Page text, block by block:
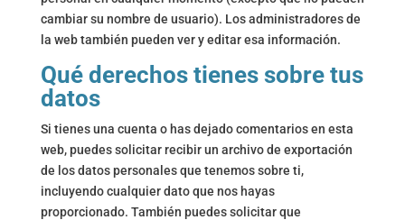
cambiar su nombre de usuario). Los administradores de
la web también pueden ver y editar esa información.
Qué derechos tienes sobre tus
datos
Si tienes una cuenta o has dejado comentarios en esta
web, puedes solicitar recibir un archivo de exportación
de los datos personales que tenemos sobre ti,
incluyendo cualquier dato que nos hayas
proporcionado. También puedes solicitar que